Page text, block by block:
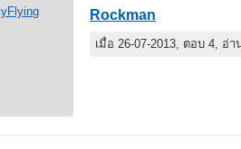
Rockman
เมื่อ 26-07-2013, ตอบ 4, อ่า